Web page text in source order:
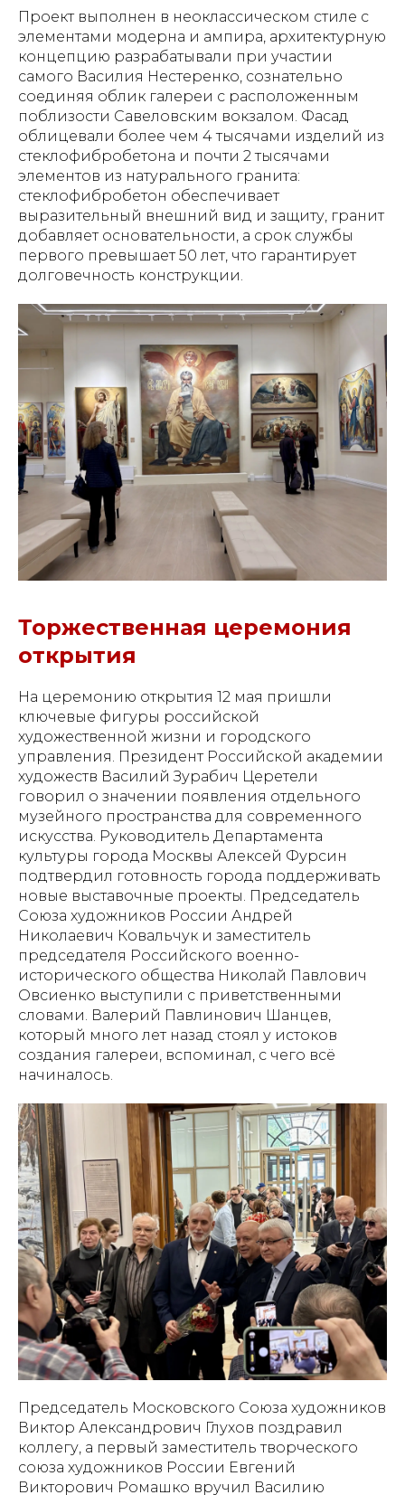
Проект выполнен в неоклассическом стиле с
элементами модерна и ампира, архитектурную
концепцию разрабатывали при участии
самого Василия Нестеренко, сознательно
соединяя облик галереи с расположенным
поблизости Савеловским вокзалом. Фасад
облицевали более чем 4 тысячами изделий из
стеклофибробетона и почти 2 тысячами
элементов из натурального гранита:
стеклофибробетон обеспечивает
выразительный внешний вид и защиту, гранит
добавляет основательности, а срок службы
первого превышает 50 лет, что гарантирует
долговечность конструкции.
Торжественная церемония
открытия
На церемонию открытия 12 мая пришли
ключевые фигуры российской
художественной жизни и городского
управления. Президент Российской академии
художеств Василий Зурабич Церетели
говорил о значении появления отдельного
музейного пространства для современного
искусства. Руководитель Департамента
культуры города Москвы Алексей Фурсин
подтвердил готовность города поддерживать
новые выставочные проекты. Председатель
Союза художников России Андрей
Николаевич Ковальчук и заместитель
председателя Российского военно-
исторического общества Николай Павлович
Овсиенко выступили с приветственными
словами. Валерий Павлинович Шанцев,
который много лет назад стоял у истоков
создания галереи, вспоминал, с чего всё
начиналось.
Председатель Московского Союза художников
Виктор Александрович Глухов поздравил
коллегу, а первый заместитель творческого
союза художников России Евгений
Викторович Ромашко вручил Василию